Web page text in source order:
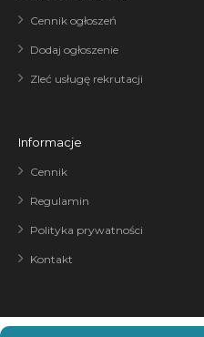
Cennik ogłoszeń
Dodaj ogłoszenie
Zleć usługę rekrutacji
Informacje
Cennik
Regulamin
Polityka prywatności
Kontakt